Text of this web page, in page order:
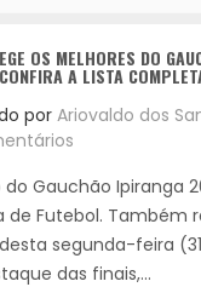
OS MELHORES DO
A LISTA
por Ariovaldo dos
do Gauchão Ipiranga
de Futebol. Também
segunda-feira
das finais,...